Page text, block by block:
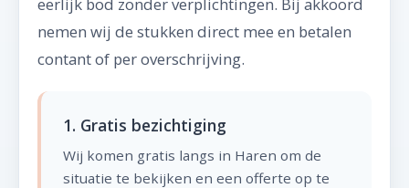
nemen wij de stukken direct mee en betalen
contant of per overschrijving.
1. Gratis bezichtiging
Wij komen gratis langs in Haren om de
situatie te bekijken en een offerte op te